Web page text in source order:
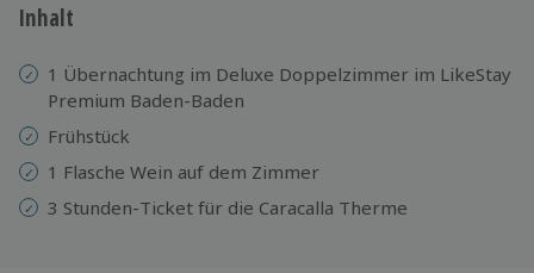
Inhalt
1 Übernachtung im Deluxe Doppelzimmer im LikeStay
Premium Baden-Baden
Frühstück
1 Flasche Wein auf dem Zimmer
3 Stunden-Ticket für die Caracalla Therme